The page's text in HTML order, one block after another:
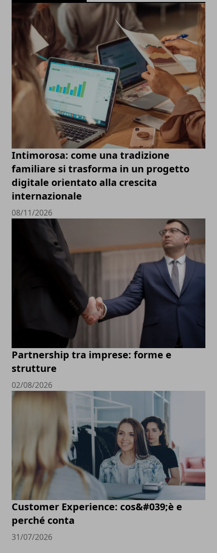
Intimorosa: come una tradizione
familiare si trasforma in un progetto
digitale orientato alla crescita
internazionale
08/11/2026
Partnership tra imprese: forme e
strutture
02/08/2026
Customer Experience: cos&#039;è e
perché conta
31/07/2026